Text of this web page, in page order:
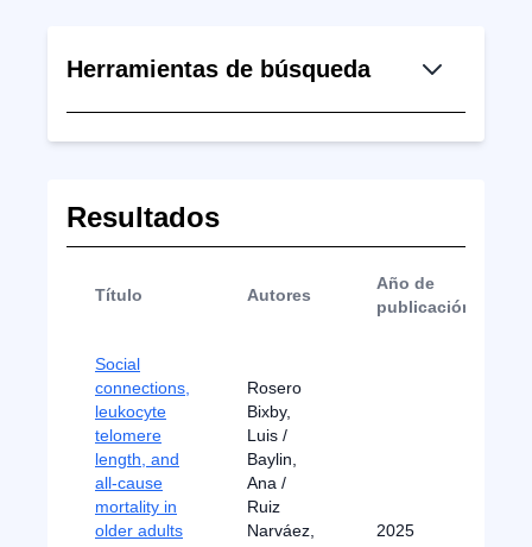
Herramientas de búsqueda
Resultados
Título Autores
Año de
publicación
Social
connections,
leukocyte
telomere
length, and
all-cause
mortality in
older adults
Rosero
Bixby,
Luis /
Baylin,
Ana /
Ruiz
Narváez,
2025